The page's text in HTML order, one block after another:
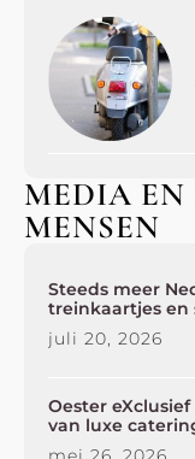
MEDIA EN
MENSEN
Steeds meer
treinkaartjes en
juli 20, 2026
Oester
van luxe